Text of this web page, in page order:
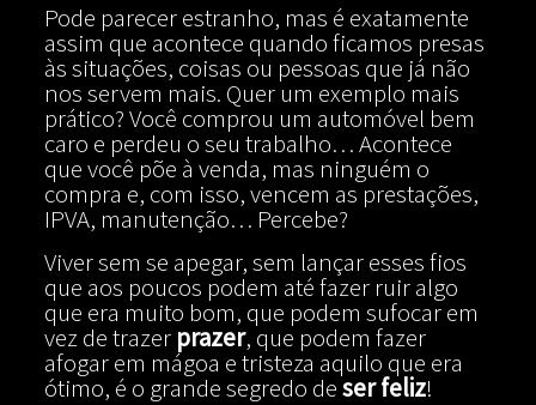
Pode parecer estranho, mas é exatamente
assim que acontece quando ficamos presas
às situações, coisas ou pessoas que já não
nos servem mais. Quer um exemplo mais
prático? Você comprou um automóvel bem
caro e perdeu o seu trabalho… Acontece
que você põe à venda, mas ninguém o
compra e, com isso, vencem as prestações,
IPVA, manutenção… Percebe?
Viver sem se apegar, sem lançar esses fios
que aos poucos podem até fazer ruir algo
que era muito bom, que podem sufocar em
vez de trazer prazer, que podem fazer
afogar em mágoa e tristeza aquilo que era
ótimo, é o grande segredo deser feliz!